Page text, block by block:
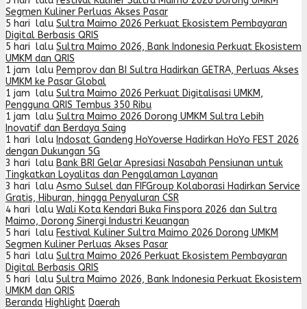
Segmen Kuliner Perluas Akses Pasar
5 hari lalu Sultra Maimo 2026 Perkuat Ekosistem Pembayaran
Digital Berbasis QRIS
5 hari lalu Sultra Maimo 2026, Bank Indonesia Perkuat Ekosistem
UMKM dan QRIS
1 jam lalu Pemprov dan BI Sultra Hadirkan GETRA, Perluas Akses
UMKM ke Pasar Global
1 jam lalu Sultra Maimo 2026 Perkuat Digitalisasi UMKM,
Pengguna QRIS Tembus 350 Ribu
1 jam lalu Sultra Maimo 2026 Dorong UMKM Sultra Lebih
Inovatif dan Berdaya Saing
1 hari lalu Indosat Gandeng HoYoverse Hadirkan HoYo FEST 2026
dengan Dukungan 5G
3 hari lalu Bank BRI Gelar Apresiasi Nasabah Pensiunan untuk
Tingkatkan Loyalitas dan Pengalaman Layanan
3 hari lalu Asmo Sulsel dan FIFGroup Kolaborasi Hadirkan Service
Gratis, Hiburan, hingga Penyaluran CSR
4 hari lalu Wali Kota Kendari Buka Finspora 2026 dan Sultra
Maimo, Dorong Sinergi Industri Keuangan
5 hari lalu Festival Kuliner Sultra Maimo 2026 Dorong UMKM
Segmen Kuliner Perluas Akses Pasar
5 hari lalu Sultra Maimo 2026 Perkuat Ekosistem Pembayaran
Digital Berbasis QRIS
5 hari lalu Sultra Maimo 2026, Bank Indonesia Perkuat Ekosistem
UMKM dan QRIS
Beranda Highlight Daerah